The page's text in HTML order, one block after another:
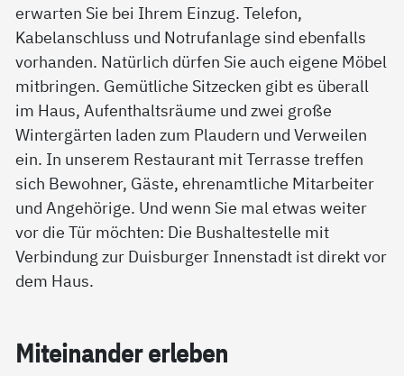
erwarten Sie bei Ihrem Einzug. Telefon,
Kabelanschluss und Notrufanlage sind ebenfalls
vorhanden. Natürlich dürfen Sie auch eigene Möbel
mitbringen. Gemütliche Sitzecken gibt es überall
im Haus, Aufenthaltsräume und zwei große
Wintergärten laden zum Plaudern und Verweilen
ein. In unserem Restaurant mit Terrasse treffen
sich Bewohner, Gäste, ehrenamtliche Mitarbeiter
und Angehörige. Und wenn Sie mal etwas weiter
vor die Tür möchten: Die Bushaltestelle mit
Verbindung zur Duisburger Innenstadt ist direkt vor
dem Haus.
Mit­ein­an­der er­le­ben